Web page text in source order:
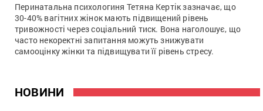
Перинатальна психологиня Тетяна Кертік зазначає, що
30-40% вагітних жінок мають підвищений рівень
тривожності через соціальний тиск. Вона наголошує, що
часто некоректні запитання можуть знижувати
самооцінку жінки та підвищувати її рівень стресу.
НОВИНИ